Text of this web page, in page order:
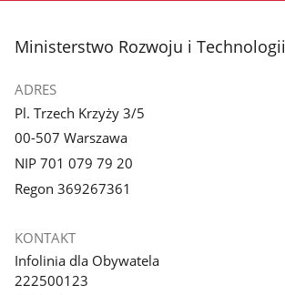
stopka
Ministerstwo Rozwoju i Technologii
ADRES
Pl. Trzech Krzyży 3/5
00-507 Warszawa
NIP 701 079 79 20
Regon 369267361
KONTAKT
Infolinia dla Obywatela
222500123